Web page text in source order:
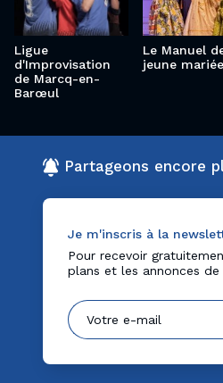
Ligue
d'Improvisation
de Marcq-en-
Barœul
Le Manuel
jeune
Partageons encore
Je m'inscris à la
Pour recevoir
plans et les annonces